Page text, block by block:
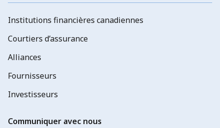
Institutions financières canadiennes
Courtiers d’assurance
Alliances
Fournisseurs
Investisseurs
Communiquer avec nous